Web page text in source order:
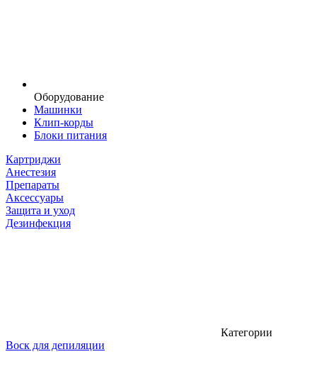
Оборудование
Машинки
Клип-корды
Блоки питания
Картриджи
Анестезия
Препараты
Аксессуары
Защита и уход
Дезинфекция
Категории
Воск для депиляции